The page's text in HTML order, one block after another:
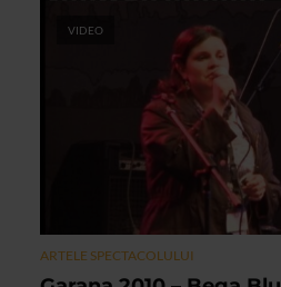
VIDEO
ARTELE SPECTACOLULUI